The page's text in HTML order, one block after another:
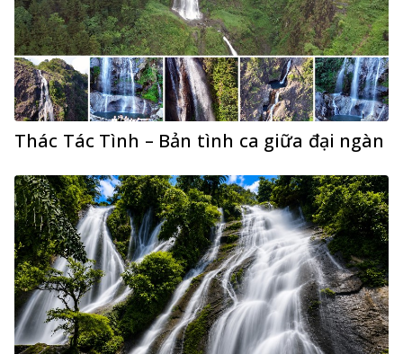
Thác Tác Tình – Bản tình ca giữa đại ngàn